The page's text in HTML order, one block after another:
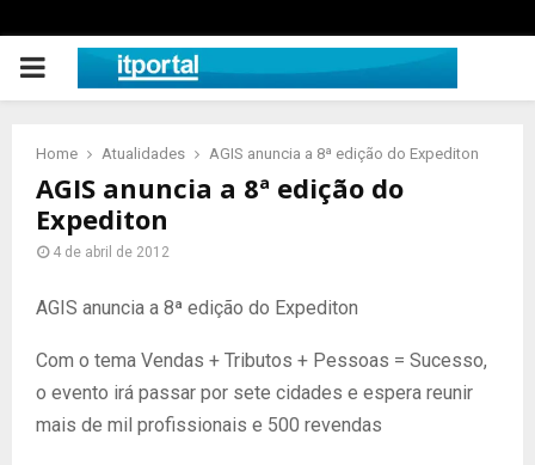
PRIMARY
Home Atualidades AGIS anuncia a 8ª edição do Expediton
AGIS anuncia a 8ª edição do
Expediton
4 de abril de 2012
AGIS anuncia a 8ª edição do Expediton
Com o tema Vendas + Tributos + Pessoas = Sucesso,
o evento irá passar por sete cidades e espera reunir
mais de mil profissionais e 500 revendas